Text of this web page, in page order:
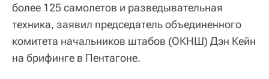
более 125 самолетов и разведывательная
техника, заявил председатель объединенного
комитета начальников штабов (ОКНШ) Дэн Кейн
на брифинге в Пентагоне.